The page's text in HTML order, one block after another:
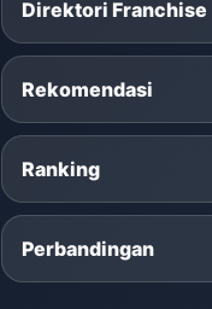
Direktori Franchise
Rekomendasi
Ranking
Perbandingan